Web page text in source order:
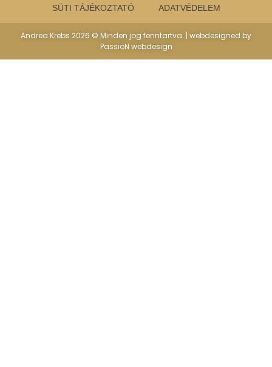
SÜTI TÁJÉKOZTATÓ ADATVÉDELEM
Andrea Krebs 2026 © Minden jog fenntartva. | webdesigned by
PassioN webdesign